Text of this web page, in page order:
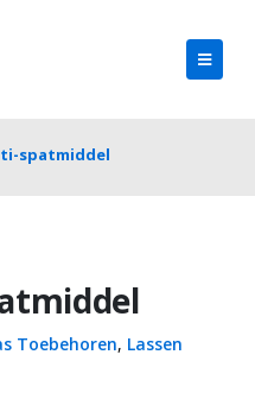
spatmiddel
Toebehoren, Lassen